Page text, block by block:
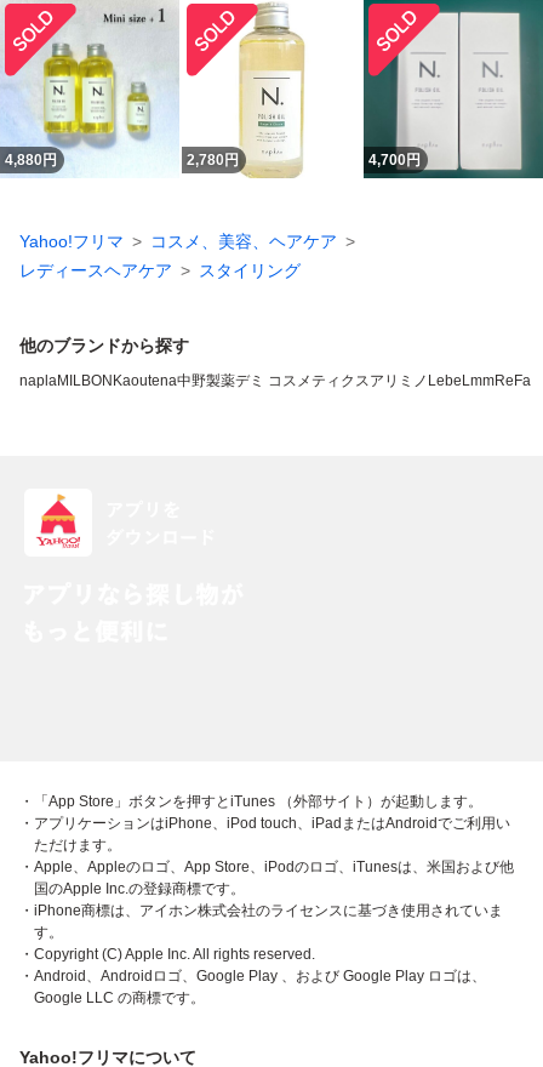
4,880円 2,780 円 4,700円
Yahoo!フリマ
コスメ、美容、ヘアケア
レディースヘアケア
スタイリング
他のブランドから探す
naplaMILBON Kaoutena中野製薬デミ コスメティクスアリミノ LebeLmmReFa
・「App Store」ボタンを押すとiTunes （外部サイト）が起動します。
・アプリケーションはiPhone、iPod touch、iPadまたはAndroidでご利用い
ただけます。
・Apple、Appleのロゴ、App Store、iPodのロゴ、iTunesは、米国および他
国のApple Inc.の登録商標です。
・iPhone商標は、アイホン株式会社のライセンスに基づき使用されていま
す。
・Copyright (C) Apple Inc. All rights reserved.
・Android、Androidロゴ、Google Play 、および Google Play ロゴは、
Google LLC の商標です。
Yahoo!フリマについて